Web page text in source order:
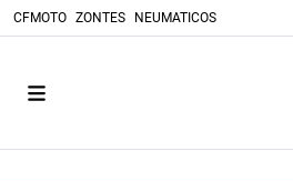
CFMOTO ZONTES NEUMATICOS